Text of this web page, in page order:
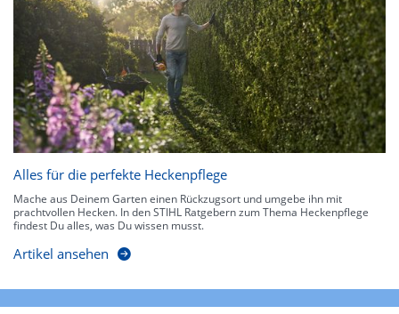
Alles für die perfekte Heckenpflege
Mache aus Deinem Garten einen Rückzugsort und umgebe ihn mit
prachtvollen Hecken. In den STIHL Ratgebern zum Thema Heckenpflege
findest Du alles, was Du wissen musst.
Artikel ansehen